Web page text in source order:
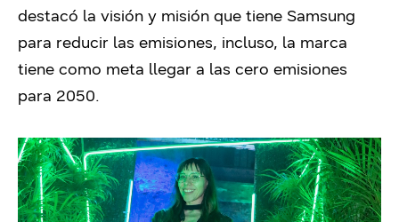
destacó la visión y misión que tiene Samsung
para reducir las emisiones, incluso, la marca
tiene como meta llegar a las cero emisiones
para 2050.